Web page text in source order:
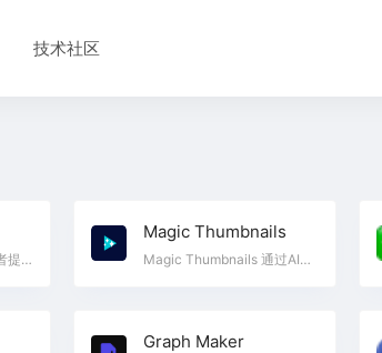
技术社区
Reflexivity 为机构投资者提供基于可信数据和可解释AI的快速投资分析解决方案
Magic Thumbnails
Magic Thumbnails 通过AI生成YouTube缩略图，提升视频吸引力
Graph Maker